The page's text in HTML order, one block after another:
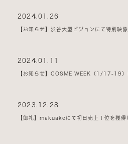
2024.01.26
【お知らせ】渋谷大型ビジョンにて特別映
2024.01.11
【お知らせ】COSME WEEK（1/17-19）
2023.12.28
【御礼】makuakeにて初日売上１位を獲得